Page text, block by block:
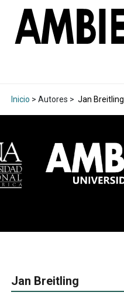
Inicio > Autores > Jan Breitling
Jan Breitling